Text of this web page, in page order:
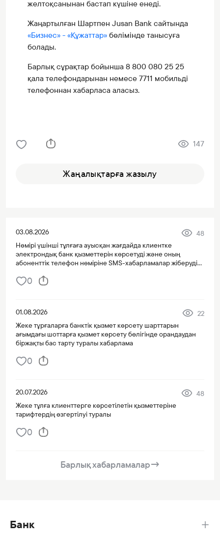
желтоқсанынан бастап күшіне енеді.
Жаңартылған Шартпен Jusan Bank сайтында
«Бизнес» - «Құжаттар»бөлімінде танысуға
болады.
Барлық сұрақтар бойынша 8 800 080 25 25
қала телефондарынан немесе 7711 мобильді
телефоннан хабарласа аласыз.
147
Жаңалықтарға жазылу
03.08.2026
48
Нөмірі үшінші тұлғаға ауысқан жағдайда клиентке
электрондық банк қызметтерін көрсетуді және оның
абоненттік телефон нөміріне SMS-хабарламалар жіберуді
0
01.08.2026
22
Жеке тұрғаларға банктік қызмет көрсету шарттарын
ағымдағы шоттарға қызмет көрсету бөлігінде орандаудан
біржақты бас тарту туралы хабарлама
0
20.07.2026
48
Жеке тұлға клиенттерге көрсетілетін қызметтеріне
тарифтердің өзгертілуі туралы
0
Барлық хабарламалар→
Банк